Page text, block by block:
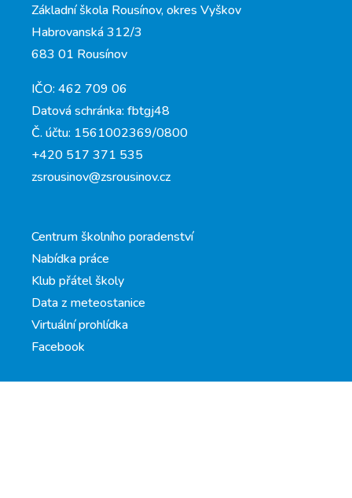
Základní škola Rousínov, okres Vyškov
Habrovanská 312/3
683 01 Rousínov
IČO: 462 709 06
Datová schránka: fbtgj48
Č. účtu: 1561002369/0800
+420 517 371 535
zsrousinov@zsrousinov.cz
Centrum školního poradenství
Nabídka práce
Klub přátel školy
Data z meteostanice
Virtuální prohlídka
Facebook